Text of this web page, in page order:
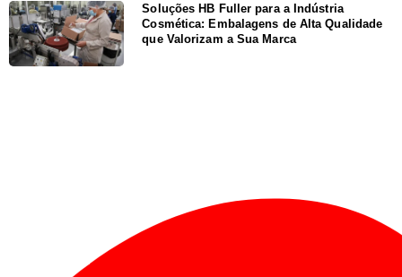
Soluções HB Fuller para a Indústria
Cosmética: Embalagens de Alta Qualidade
que Valorizam a Sua Marca